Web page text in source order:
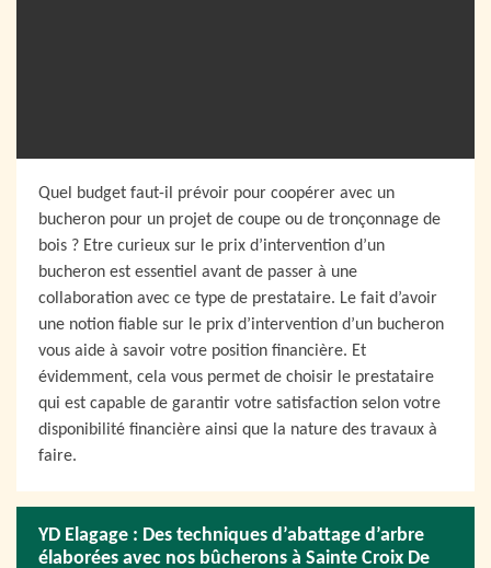
Quel budget faut-il prévoir pour coopérer avec un
bucheron pour un projet de coupe ou de tronçonnage de
bois ? Etre curieux sur le prix d’intervention d’un
bucheron est essentiel avant de passer à une
collaboration avec ce type de prestataire. Le fait d’avoir
une notion fiable sur le prix d’intervention d’un bucheron
vous aide à savoir votre position financière. Et
évidemment, cela vous permet de choisir le prestataire
qui est capable de garantir votre satisfaction selon votre
disponibilité financière ainsi que la nature des travaux à
faire.
YD Elagage : Des techniques d’abattage d’arbre
élaborées avec nos bûcherons à Sainte Croix De